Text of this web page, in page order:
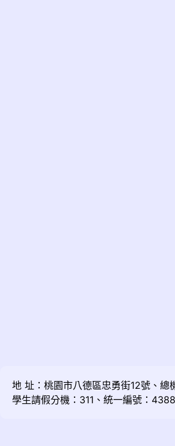
地 址：桃園市八德區忠勇街12號、
學生請假分機：311、統一編號：